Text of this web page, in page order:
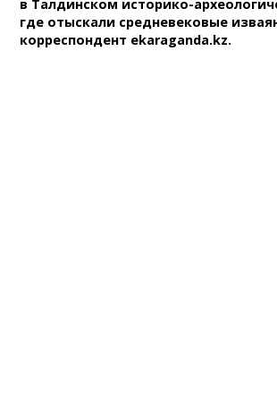
в Талдинском историко-
где отыскали средневековые
корреспондент ekaraganda.kz.